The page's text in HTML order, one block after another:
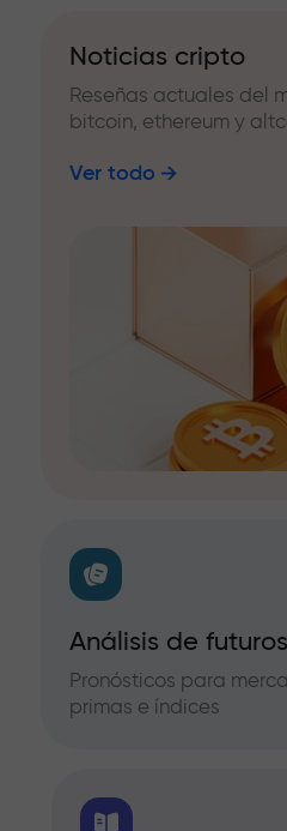
Noticias cripto
Reseñas actuales del
bitcoin, ethereum y
Ver todo
Análisis de futuros
Pronósticos para
primas e índices